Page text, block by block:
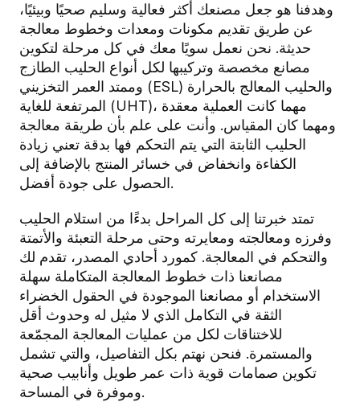
وهدفنا هو جعل مصنعك أكثر فعالية وسليم صحيًا وبيئيًا،
عن طريق تقديم مكونات ومعدات وخطوط معالجة
حديثة. نحن نعمل سويًا معك في كل مرحلة لتكوين
مصانع مخصصة وتركيبها لكل أنواع الحليب الطازج
وممتد العمر التخزيني (ESL) والحليب المعالج بالحرارة
المرتفعة للغاية (UHT)، مهما كانت العملية معقدة
ومهما كان المقياس. وأنت على علم بأن طريقة معالجة
الحليب الثابتة التي يتم التحكم فها بدقة تعني زيادة
الكفاءة وانخفاض في خسائر المنتج بالإضافة إلى
الحصول على جودة أفضل.
تمتد خبرتنا إلى كل المراحل بدءًا من استلام الحليب
وفرزه ومعالجته ومعايرته وحتى مرحلة التعبئة والأتمتة
والتحكم في المعالجة. كمورد أحادي المصدر، تقدم لك
مصانعنا ذات خطوط المعالجة المتكاملة سهلة
الاستخدام أو مصانعنا الموجودة في الحقول الخضراء
الثقة في التكامل الذي لا مثيل له وحدوث أقل
للاختناقات لكل من عمليات المعالجة المجمّعة
والمستمرة. فنحن نهتم بكل التفاصيل، والتي تشمل
تكوين صمامات قوية ذات عمر طويل وأنابيب صحية
وموفرة في المساحة.